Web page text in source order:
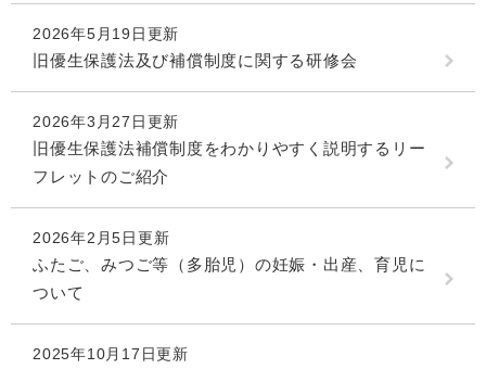
2026年5月19日更新
旧優生保護法及び補償制度に関する研修会
2026年3月27日更新
旧優生保護法補償制度をわかりやすく説明するリー
フレットのご紹介
2026年2月5日更新
ふたご、みつご等（多胎児）の妊娠・出産、育児に
ついて
2025年10月17日更新